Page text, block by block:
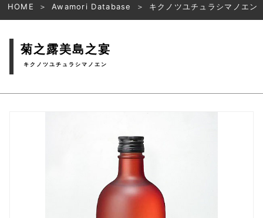
HOME Awamori Database キクノツユチュラシマノエン
菊之露美島之宴
キクノツユチュラシマノエン